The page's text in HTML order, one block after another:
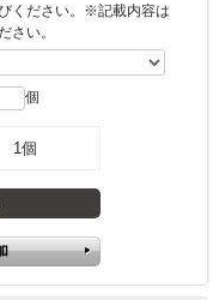
ください。※記載内容は
さい。
個
1個